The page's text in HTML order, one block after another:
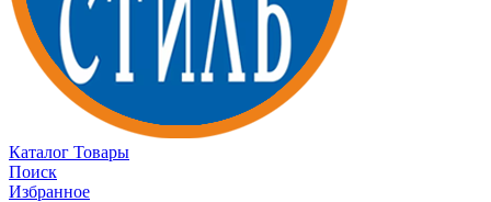
Каталог Товары
Поиск
Избранное